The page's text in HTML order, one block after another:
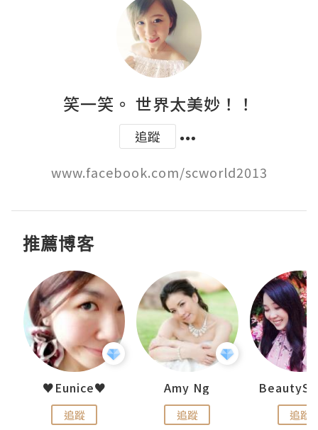
笑一笑。 世界太美妙！！
追蹤
www.facebook.com/scworld2013
推薦博客
♥Eunice♥
追蹤
Amy Ng
追蹤 追蹤